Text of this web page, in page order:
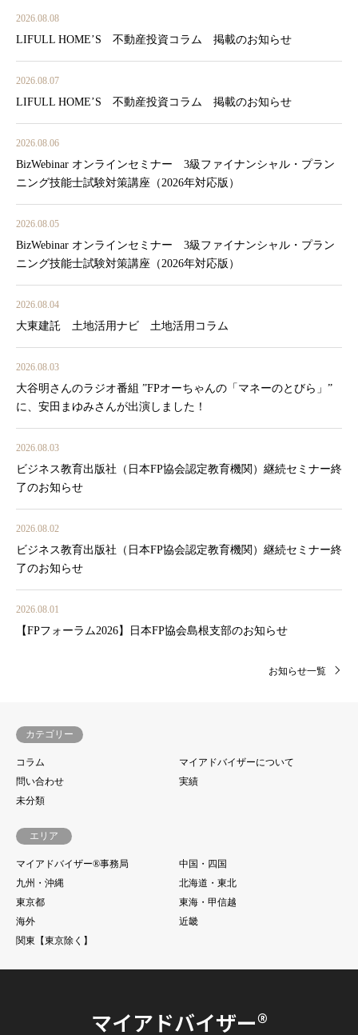
2026.08.08
LIFULL HOME’S 不動産投資コラム 掲載のお知らせ
2026.08.07
LIFULL HOME’S 不動産投資コラム 掲載のお知らせ
2026.08.06
BizWebinar オンラインセミナー 3級ファイナンシャル・プラン
ニング技能士試験対策講座（2026年対応版）
2026.08.05
BizWebinar オンラインセミナー 3級ファイナンシャル・プラン
ニング技能士試験対策講座（2026年対応版）
2026.08.04
大東建託 土地活用ナビ 土地活用コラム
2026.08.03
大谷明さんのラジオ番組 ”FPオーちゃんの「マネーのとびら」”
に、安田まゆみさんが出演しました！
2026.08.03
ビジネス教育出版社（日本FP協会認定教育機関）継続セミナー終
了のお知らせ
2026.08.02
ビジネス教育出版社（日本FP協会認定教育機関）継続セミナー終
了のお知らせ
2026.08.01
【FPフォーラム2026】日本FP協会島根支部のお知らせ
お知らせ一覧
カテゴリー
コラム
マイアドバイザーについて
問い合わせ
実績
未分類
エリア
マイアドバイザー®事務局
中国・四国
九州・沖縄
北海道・東北
東京都
東海・甲信越
海外
近畿
関東【東京除く】
マイアドバイザー®